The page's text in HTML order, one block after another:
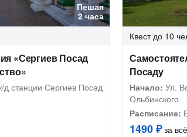
Пешая
2 часа
«Сергиев Посад
д станции Сергиев Посад
Квест до 10
Посаду
Начало: Ул.
Ольбинского
Расписание:
1490 ₽за